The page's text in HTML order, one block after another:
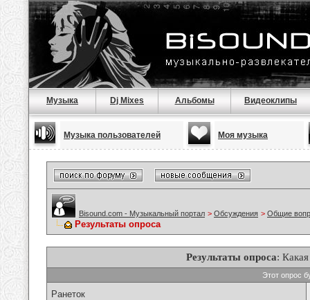
Музыка Dj Mixes Альбомы Видеоклипы
Музыка пользователей Моя музыка
Bisound.com - Музыкальный портал > Обсуждения > Общие
Результаты опроса
Результаты опроса:
Этот опрос
Ранеток